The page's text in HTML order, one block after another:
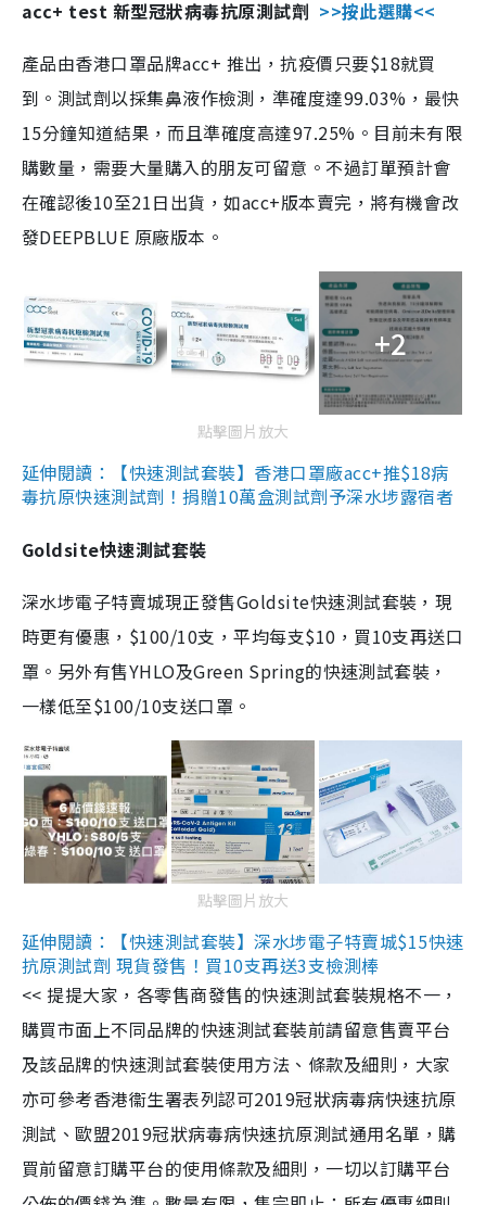
acc+ test 新型冠狀病毒抗原測試劑 >>按此選購<<
產品由香港口罩品牌acc+ 推出，抗疫價只要$18就買
到。測試劑以採集鼻液作檢測，準確度達99.03%，最快
15分鐘知道結果，而且準確度高達97.25%。目前未有限
購數量，需要大量購入的朋友可留意。不過訂單預計會
在確認後10至21日出貨，如acc+版本賣完，將有機會改
發DEEPBLUE 原廠版本。
+2
點擊圖片放大
延伸閱讀：【快速測試套裝】香港口罩廠acc+推$18病
毒抗原快速測試劑！捐贈10萬盒測試劑予深水埗露宿者
Goldsite快速測試套裝
深水埗電子特賣城現正發售Goldsite快速測試套裝，現
時更有優惠，$100/10支，平均每支$10，買10支再送口
罩。另外有售YHLO及Green Spring的快速測試套裝，
一樣低至$100/10支送口罩。
點擊圖片放大
延伸閱讀：【快速測試套裝】深水埗電子特賣城$15快速
抗原測試劑 現貨發售！買10支再送3支檢測棒
<< 提提大家，各零售商發售的快速測試套裝規格不一，
購買市面上不同品牌的快速測試套裝前請留意售賣平台
及該品牌的快速測試套裝使用方法、條款及細則，大家
亦可參考香港衞生署表列認可2019冠狀病毒病快速抗原
測試、歐盟2019冠狀病毒病快速抗原測試通用名單，購
買前留意訂購平台的使用條款及細則，一切以訂購平台